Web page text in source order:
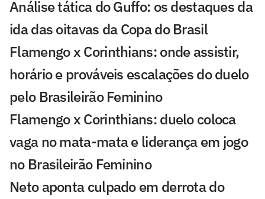
Análise tática do Guffo: os destaques da
ida das oitavas da Copa do Brasil
Flamengo x Corinthians: onde assistir,
horário e prováveis escalações do duelo
pelo Brasileirão Feminino
Flamengo x Corinthians: duelo coloca
vaga no mata-mata e liderança em jogo
no Brasileirão Feminino
Neto aponta culpado em derrota do